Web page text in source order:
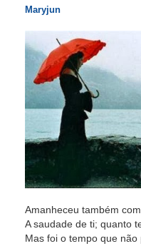
Maryjun
Amanheceu também
A saudade de ti; quanto
Mas foi o tempo que não